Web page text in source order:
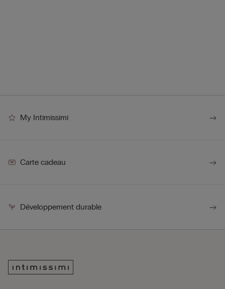
My Intimissimi
Carte cadeau
Développement durable